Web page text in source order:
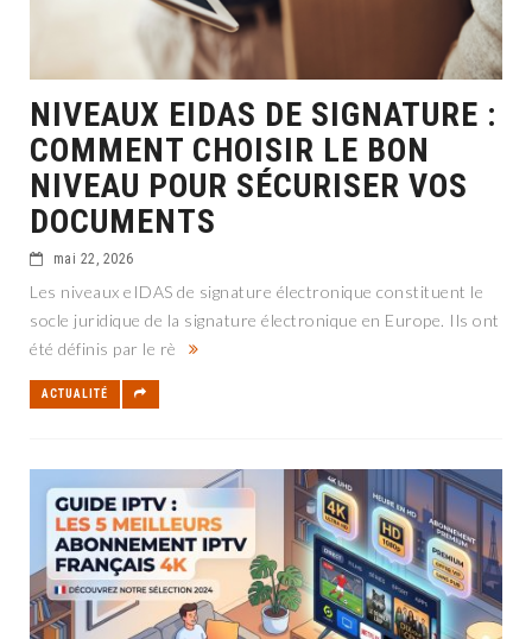
NIVEAUX EIDAS DE SIGNATURE :
COMMENT CHOISIR LE BON
NIVEAU POUR SÉCURISER VOS
DOCUMENTS
mai 22, 2026
Les niveaux eIDAS de signature électronique constituent le
socle juridique de la signature électronique en Europe. Ils ont
été définis par le rè
ACTUALITÉ